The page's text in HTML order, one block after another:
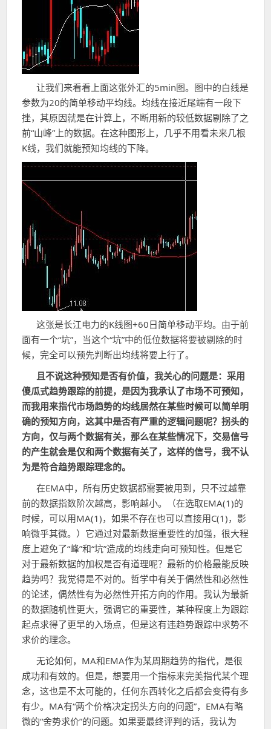
让我们来看看上面这张外汇的5min图。图中的白线是
参数为20的简单移动平均线。均线在接近尾端有一段下
挫，其原因就是在计算上，不断用新的较低数据剔除了之
前“山峰”上的数据。在这种图形上，几乎不用看未来几根
K线，我们就能预知均线的下降。
这张是长江电力的K线图+60日简单移动平均。由于前
面有一个“坑”，当这个“坑”中的低位数据将要被剔除的时
候，完全可以预先判断出均线将要上行了。
且不说这种预知是否有价值，我关心的问题是：采用
傻瓜式趋势跟踪的前提，是因为我承认了市场不可预知，
而我用来指代市场趋势的均线居然在某些时候可以简单明
确的预知方向，这其中是否有严重的逻辑问题呢？拐头的
方向，仅与两个数据有关，那么在某些情况下，交易信号
的产生就会是仅和两个数据有关了，这样的信号，我不认
为是符合趋势跟踪理念的。
在EMA中，所有历史数据都需要被用到，只不过越靠
前的数据指数阶次越高，影响越小。（在选取EMA(1)的
时候，可以用MA(1)，如果不存在也可以直接用C(1)，影
响微乎其微。）它通过对最新数据重要性的加强，很大程
度上避免了“峰”和“坑”造成的均线走向可预知性。但是它
对于最新数据的加权是否有道理呢？最新的价格最能反映
趋势吗？我觉得是不对的。哲学中有关于偶然性和必然性
的论述，偶然性有为必然性开拓方向的作用。我认为最新
的数据随机性更大，强调它的重要性，某种程度上为跟踪
起点求得了更早的入场点，但是这有违趋势跟踪中求势不
求价的理念。
无论如何，MA和EMA作为某周期趋势的指代，是很
成功和有效的。但是，想要用一个指标来完美指代某个理
念，这也是不太可能的，任何东西转化之后都会变得有多
有少。MA有“两个价格决定拐头方向的问题”，EMA有略
微的“舍势求价”的问题。如果要最终评判的话，我认为